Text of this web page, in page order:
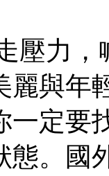
，喊
麗與年
一定要
態。國